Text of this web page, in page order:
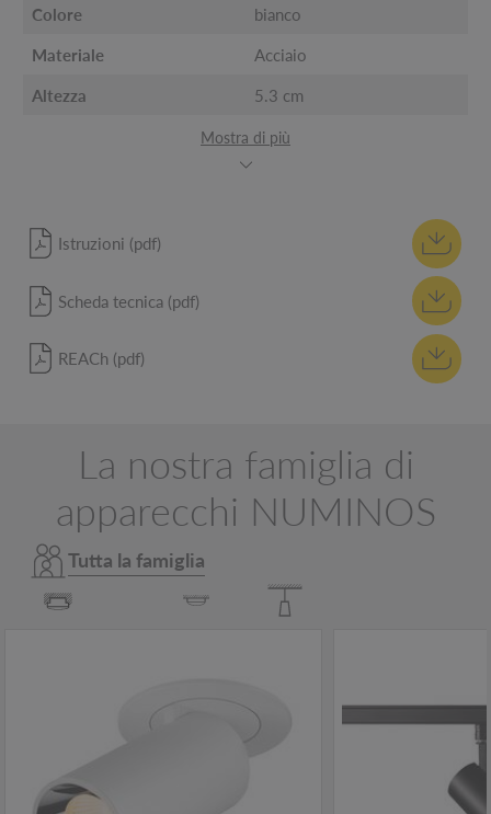
Colore bianco
Materiale Acciaio
Altezza 5.3 cm
Mostra di più
Istruzioni (pdf)
Scheda tecnica (pdf)
REACh (pdf)
La nostra famiglia di
apparecchi NUMINOS
Tutta la famiglia